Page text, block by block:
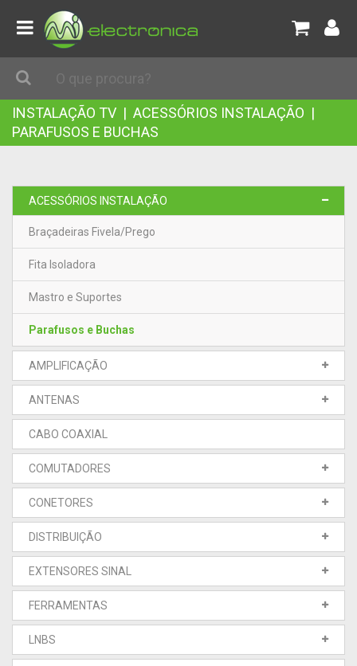
INSTALAÇÃO TV | ACESSÓRIOS INSTALAÇÃO |
PARAFUSOS E BUCHAS
ACESSÓRIOS INSTALAÇÃO
Braçadeiras Fivela/Prego
Fita Isoladora
Mastro e Suportes
Parafusos e Buchas
AMPLIFICAÇÃO
ANTENAS
CABO COAXIAL
COMUTADORES
CONETORES
DISTRIBUIÇÃO
EXTENSORES SINAL
FERRAMENTAS
LNBS